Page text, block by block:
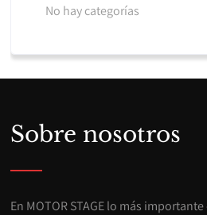
No hay categorías
Sobre nosotros
En MOTOR STAGE lo más